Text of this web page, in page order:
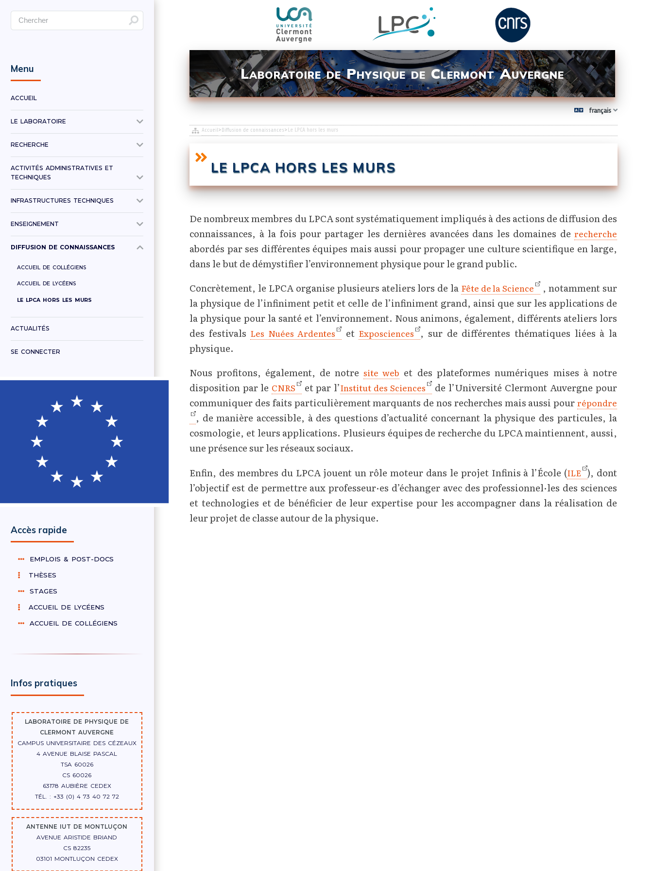
Laboratoire de Physique de Clermont Auvergne
français
Accueil> Diffusion de connaissances> Le LPCA hors les murs
LE LPCA HORS LES MURS
De nombreux membres du LPCA sont systématiquement impliqués à des actions de diffusion des
connaissances, à la fois pour partager les dernières avancées dans les domaines derecherche
abordés par ses différentes équipes mais aussi pour propager une culture scientifique en large,
dans le but de démystifier l’environnement physique pour le grand public.
Concrètement, le LPCA organise plusieurs ateliers lors de la Fête de la Science
, notamment sur
la physique de l’infiniment petit et celle de l’infiniment grand, ainsi que sur les applications de
la physique pour la santé et l’environnement. Nous animons, également, différents ateliers lors
des festivals Les Nuées Ardentes et Exposciences
, sur de différentes thématiques liées à la
physique.
Nous profitons, également, de notresite web et des plateformes numériques mises à notre
disposition par le CNRS et par l’Institut des Sciences
de l’Université Clermont Auvergne pour
communiquer des faits particulièrement marquants de nos recherches mais aussi pourrépondre
, de manière accessible, à des questions d’actualité concernant la physique des particules, la
cosmologie, et leurs applications. Plusieurs équipes de recherche du LPCA maintiennent, aussi,
une présence sur les réseaux sociaux.
Enfin, des membres du LPCA jouent un rôle moteur dans le projet Infinis à l’École (ILE ), dont
l’objectif est de permettre aux professeur·es d’échanger avec des professionnel·les des sciences
et technologies et de bénéficier de leur expertise pour les accompagner dans la réalisation de
leur projet de classe autour de la physique.
Menu
ACCUEIL
LE LABORATOIRE
RECHERCHE
ACTIVITÉS ADMINISTRATIVES ET
TECHNIQUES
INFRASTRUCTURES TECHNIQUES
ENSEIGNEMENT
DIFFUSION DE CONNAISSANCES
ACCUEIL DE COLLÉGIENS
ACCUEIL DE LYCÉENS
LE LPCA HORS LES MURS
ACTUALITÉS
SE CONNECTER
Accès rapide
EMPLOIS & POST-DOCS
THÈSES
STAGES
ACCUEIL DE LYCÉENS
ACCUEIL DE COLLÉGIENS
Infos pratiques
LABORATOIRE DE PHYSIQUE DE
CLERMONT AUVERGNE
CAMPUS UNIVERSITAIRE DES CÉZEAUX
4 AVENUE BLAISE PASCAL
TSA 60026
CS 60026
63178 AUBIÈRE CEDEX
TÉL. : +33 (0) 4 73 40 72 72
ANTENNE IUT DE MONTLUÇON
AVENUE ARISTIDE BRIAND
CS 82235
03101 MONTLUÇON CEDEX